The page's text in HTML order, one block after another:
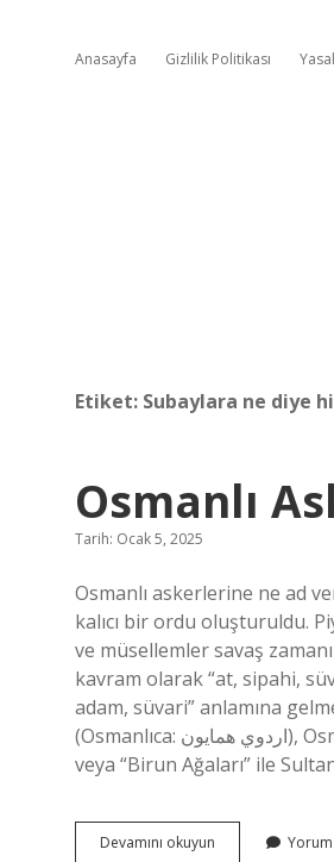
Anasayfa Gizlilik Politikası
Etiket: Subaylara ne diye
Osmanlı
Tarih: Ocak 5, 2025
Osmanlı askerlerine ne ad
kalıcı bir ordu oluşturuldu.
ve müsellemler savaş
kavram olarak “at, sipahi,
adam, süvari” anlamına
(Osmanlıca: اردوي همايون), Osmanlı İmparatorluğu’nun ordusudur. Osmanlıda subaylara ne denirdi? “Dış Ağalar”
veya “Birun Ağaları” ile
Devamını okuyun Osmanlı
Yorum